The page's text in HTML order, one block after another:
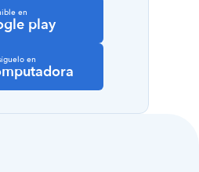
en
play
en